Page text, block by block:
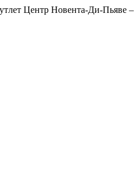
Центр Новента-Ди-Пьяве –